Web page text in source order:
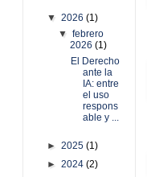
▼ 2026 (1)
▼febrero
2026(1)
El Derecho
ante la
IA: entre
el uso
respons
able y ...
► 2025 (1)
► 2024 (2)